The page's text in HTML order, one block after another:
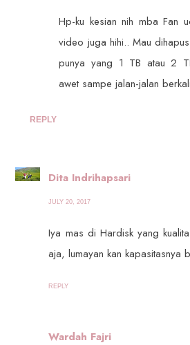
Hp-ku kesian nih mba Fan
video juga hihi.. Mau
punya yang 1 TB atau 2
awet sampe jalan-jalan
REPLY
Dita Indrihapsari
JULY 20, 2017
Iya mas di Hardisk yang
aja, lumayan kan kapasitasnya
REPLY
Wardah Fajri